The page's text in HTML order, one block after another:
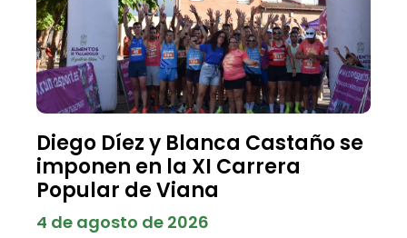
Diego Díez y Blanca Castaño se
imponen en la XI Carrera
Popular de Viana
4 de agosto de 2026